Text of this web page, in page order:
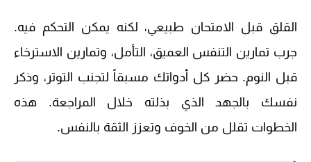
القلق قبل الامتحان طبيعي، لكنه يمكن التحكم فيه.
جرب تمارين التنفس العميق، التأمل، وتمارين الاسترخاء
قبل النوم. حضر كل أدواتك مسبقاً لتجنب التوتر، وذكر
نفسك بالجهد الذي بذلته خلال المراجعة. هذه
الخطوات تقلل من الخوف وتعزز الثقة بالنفس.